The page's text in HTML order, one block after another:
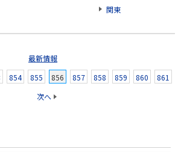
関東
最新情報
854 855 856 857 858 859 860
861
次へ